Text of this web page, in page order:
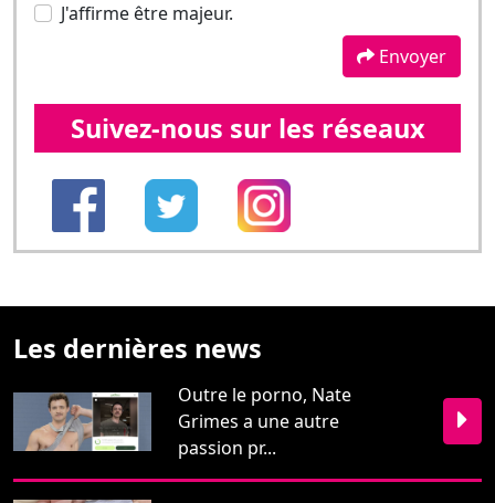
J'affirme être majeur.
Envoyer
Suivez-nous sur les réseaux
Les dernières news
Outre le porno, Nate
Grimes a une autre
passion pr...